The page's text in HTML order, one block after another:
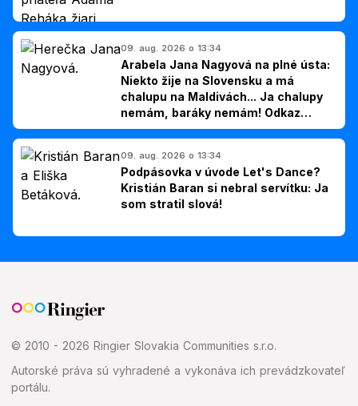
09. aug. 2026 o 13:34
Arabela Jana Nagyová na plné ústa:
Niekto žije na Slovensku a má
chalupu na Maldivách... Ja chalupy
nemám, baráky nemám! Odkaz
Slovákom
09. aug. 2026 o 13:34
Podpásovka v úvode Let's Dance?
Kristián Baran si nebral servítku: Ja
som stratil slová!
© 2010 - 2026 Ringier Slovakia Communities s.r.o.
Autorské práva sú vyhradené a vykonáva ich prevádzkovateľ
portálu.